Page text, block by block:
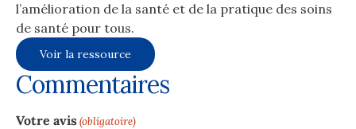
l’amélioration de la santé et de la pratique des soins
de santé pour tous.
Voir la ressource
Commentaires
Votre avis(obligatoire)